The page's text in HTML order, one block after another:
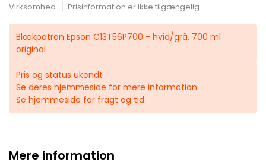
Virksomhed Prisinformation er ikke tilgængelig
Blækpatron Epson C13T56P700 - hvid/grå, 700 ml
original
Pris og status ukendt
Se deres hjemmeside for mere information
Se hjemmeside for fragt og tid.
Mere information